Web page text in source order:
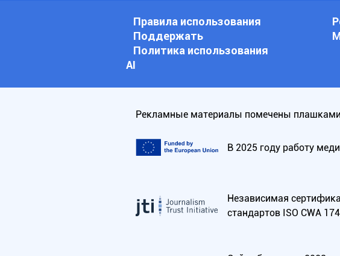
Правила использования
Поддержать
Политика использования
АI
Рекламные материалы помечены
В 2025 году работу
Независимая
стандартов ISO CWA